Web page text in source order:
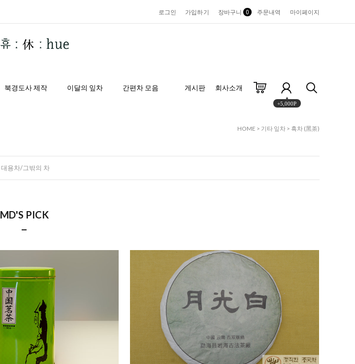
로그인 가입하기 장바구니 0 주문내역 마이페이지
북경도사 제작 이달의 잎차 간편차 모음 게시판 회사소개
+5,000P
HOME > 기타 잎차 > 흑차 (黑茶)
대용차/그밖의 차
MD'S PICK